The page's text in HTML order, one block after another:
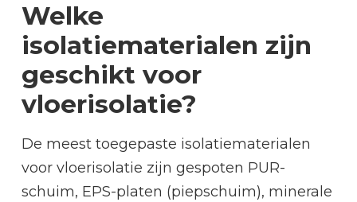
Welke
isolatiematerialen zijn
geschikt voor
vloerisolatie?
De meest toegepaste isolatiematerialen
voor vloerisolatie zijn gespoten PUR-
schuim, EPS-platen (piepschuim), minerale